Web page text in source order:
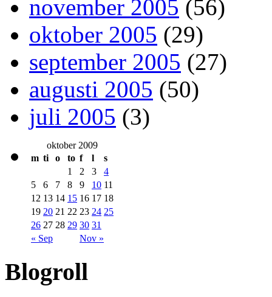
november 2005 (56)
oktober 2005 (29)
september 2005 (27)
augusti 2005 (50)
juli 2005 (3)
oktober 2009
m ti o to f l s
« Sep Nov »
1 2 3
4
5
6 7 8 9 10 11
12 13 14 15 16 17 18
19 20 21 22 23 24 25
26 27 28 29 30 31
Blogroll